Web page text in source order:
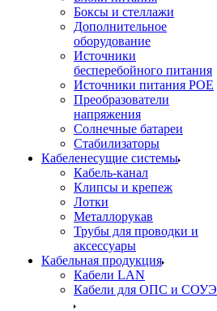
Боксы и стеллажи
Дополнительное
оборудование
Источники
бесперебойного питания
Источники питания POE
Преобразователи
напряжения
Солнечные батареи
Стабилизаторы
Кабеленесущие системы
Кабель-канал
Клипсы и крепеж
Лотки
Металлорукав
Трубы для проводки и
аксессуары
Кабельная продукция
Кабели LAN
Кабели для ОПС и СОУЭ